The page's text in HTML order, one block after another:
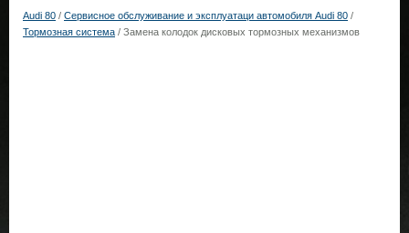
Audi 80 / Сервисное обслуживание и эксплуатаци автомобиля Audi 80 /
Тормозная система / Замена колодок дисковых тормозных механизмов